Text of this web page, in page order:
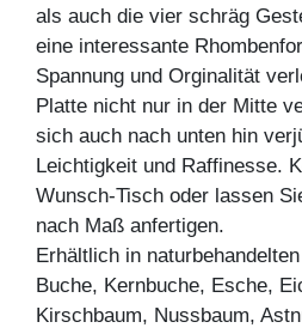
als auch die vier schräg
eine interessante
Spannung und Orginalität
Platte nicht nur in der Mitte
sich auch nach unten hin
Leichtigkeit und Raffinesse.
Wunsch-Tisch oder lassen
nach Maß anfertigen.
Erhältlich in
Buche, Kernbuche, Esche,
Kirschbaum, Nussbaum,